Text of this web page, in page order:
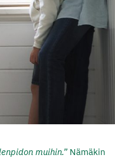
muihin.”Nämäkin